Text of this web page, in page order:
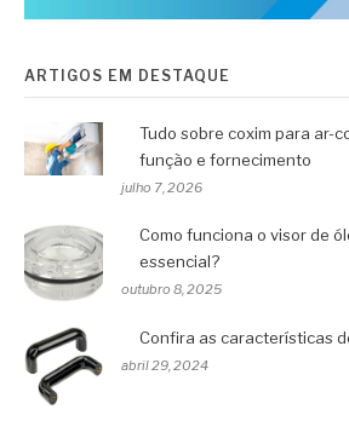
ARTIGOS EM DESTAQUE
Tudo sobre coxim para ar-
função e fornecimento
julho 7, 2026
Como funciona o visor de
essencial?
outubro 8, 2025
Confira as características
abril 29, 2024